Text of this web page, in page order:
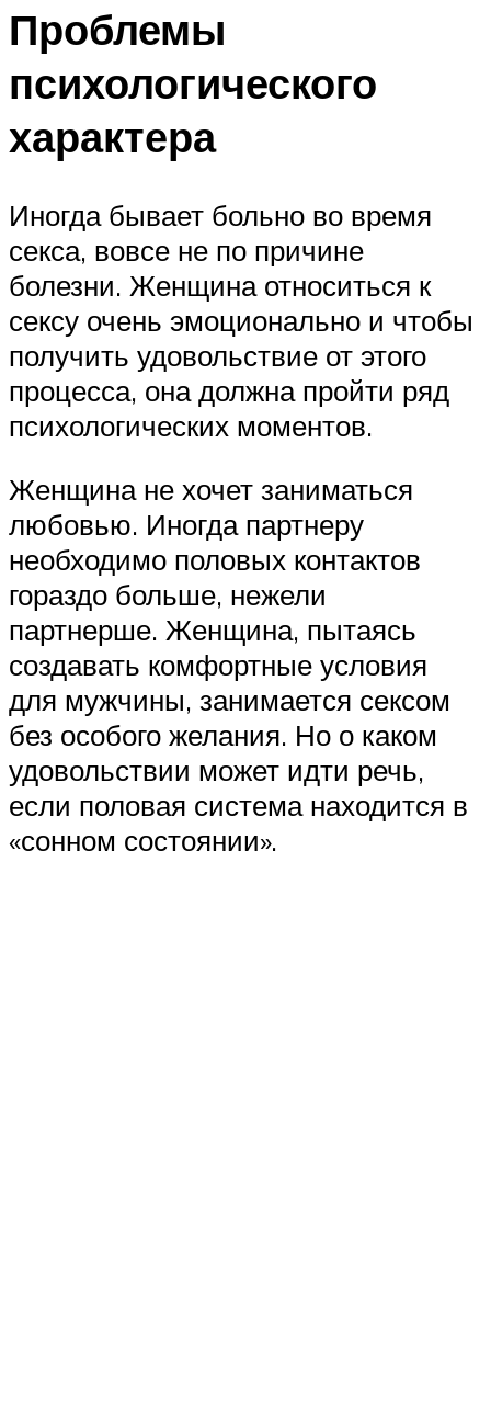
Проблемы
психологического
характера
Иногда бывает больно во время
секса, вовсе не по причине
болезни. Женщина относиться к
сексу очень эмоционально и чтобы
получить удовольствие от этого
процесса, она должна пройти ряд
психологических моментов.
Женщина не хочет заниматься
любовью. Иногда партнеру
необходимо половых контактов
гораздо больше, нежели
партнерше. Женщина, пытаясь
создавать комфортные условия
для мужчины, занимается сексом
без особого желания. Но о каком
удовольствии может идти речь,
если половая система находится в
«сонном состоянии».